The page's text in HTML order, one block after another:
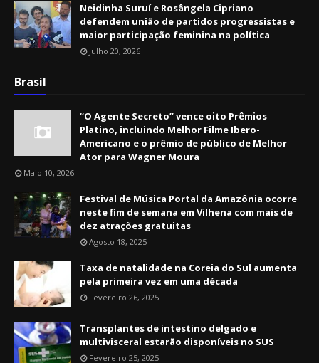
Neidinha Suruí e Rosângela Cipriano
defendem união de partidos progressistas e
maior participação feminina na política
Julho 20, 2026
Brasil
“O Agente Secreto” vence oito Prêmios
Platino, incluindo Melhor Filme Ibero-
Americano e o prêmio de público de Melhor
Ator para Wagner Moura
Maio 10, 2026
Festival de Música Portal da Amazônia ocorre
neste fim de semana em Vilhena com mais de
dez atrações gratuitas
Agosto 18, 2025
Taxa de natalidade na Coreia do Sul aumenta
pela primeira vez em uma década
Fevereiro 26, 2025
Transplantes de intestino delgado e
multivisceral estarão disponíveis no SUS
Fevereiro 25, 2025